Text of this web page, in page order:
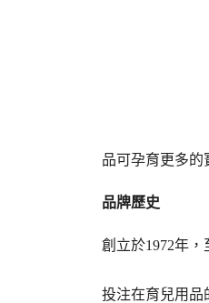
品可孕育更多的
品牌歷史
創立於1972年
投注在育兒用品